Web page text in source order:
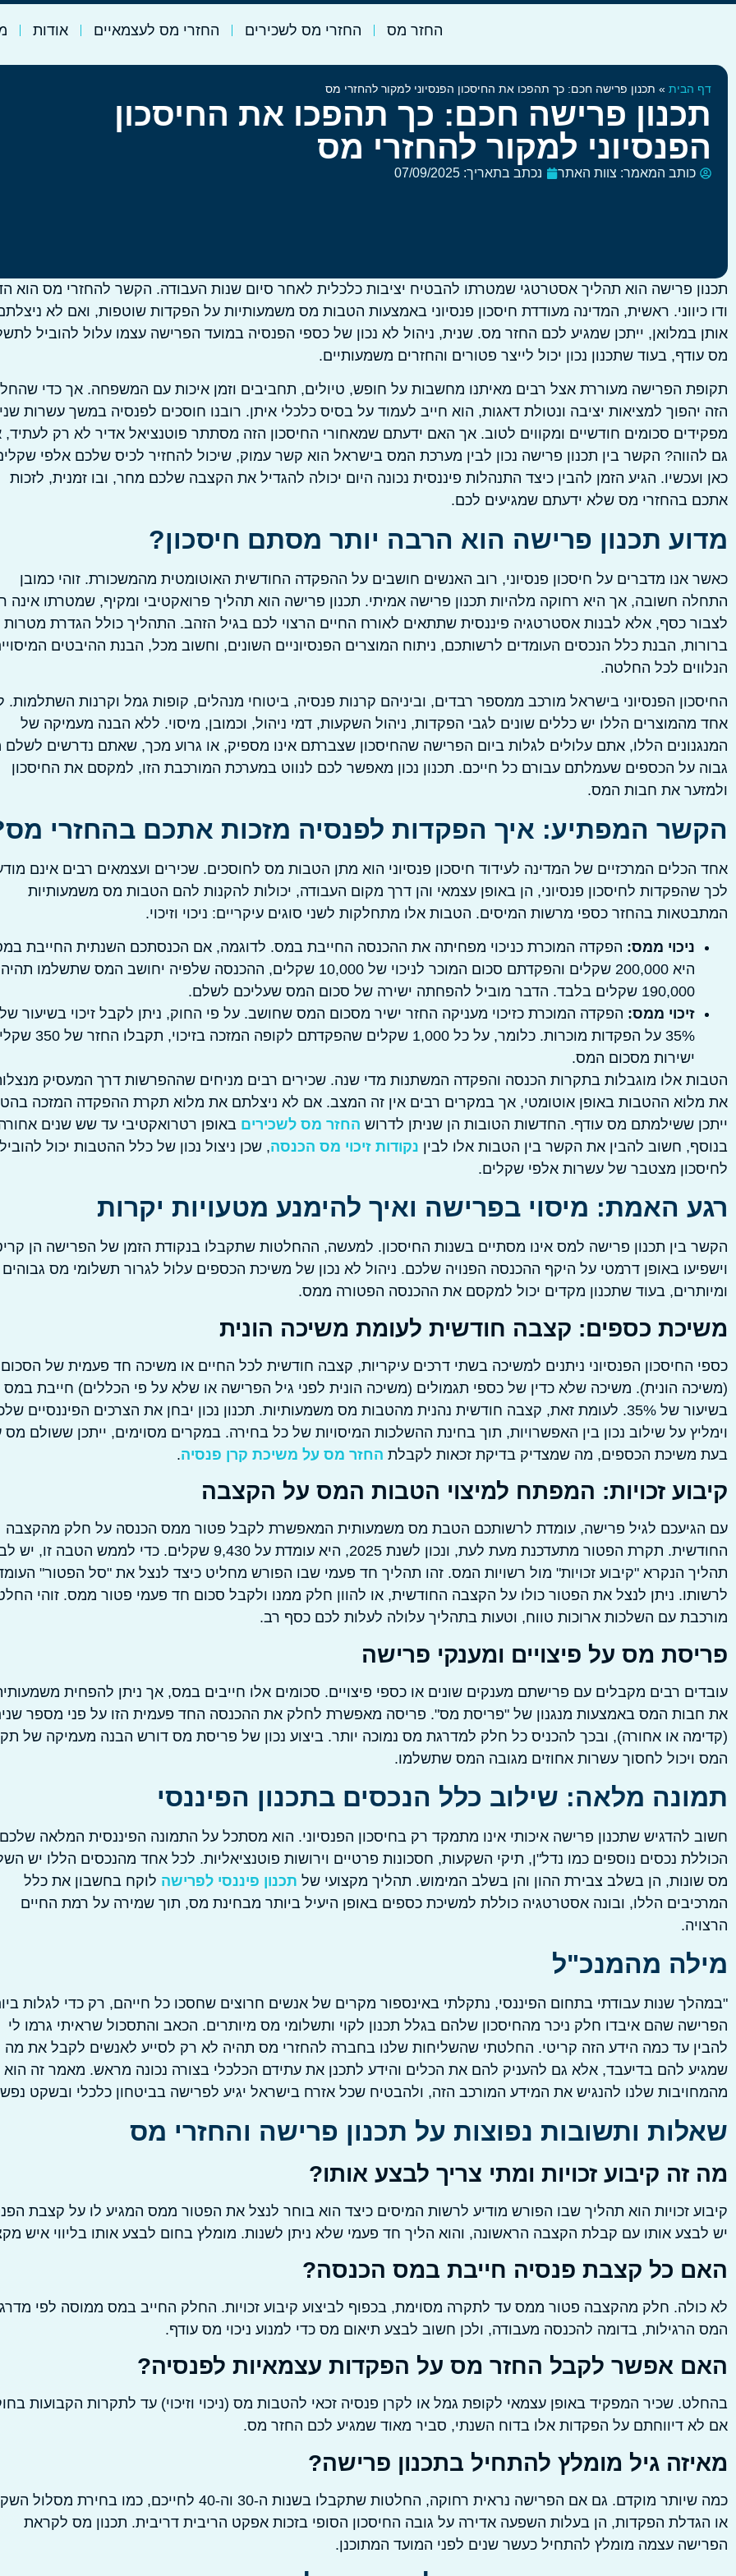
החזר מס החזרי מס לשכירים החזרי מס לעצמאיים אודות
דף הבית » תכנון פרישה חכם: כך תהפכו את החיסכון הפנסיוני למקור להחזרי מס
תכנון פרישה חכם: כך תהפכו את החיסכון
הפנסיוני למקור להחזרי מס
כותב המאמר: צוות האתר נכתב בתאריך: 07/09/2025
תכנון פרישה הוא תהליך אסטרטגי שמטרתו להבטיח יציבות כלכלית לאחר סיום שנות העבודה. הקשר להחזרי מס הוא
ודו כיווני. ראשית, המדינה מעודדת חיסכון פנסיוני באמצעות הטבות מס משמעותיות על הפקדות שוטפות, ואם לא
אותן במלואן, ייתכן שמגיע לכם החזר מס. שנית, ניהול לא נכון של כספי הפנסיה במועד הפרישה עצמו עלול להוביל
מס עודף, בעוד שתכנון נכון יכול לייצר פטורים והחזרים משמעותיים.
תקופת הפרישה מעוררת אצל רבים מאיתנו מחשבות על חופש, טיולים, תחביבים וזמן איכות עם המשפחה. אך כדי
הזה יהפוך למציאות יציבה ונטולת דאגות, הוא חייב לעמוד על בסיס כלכלי איתן. רובנו חוסכים לפנסיה במשך עשרות
מפקידים סכומים חודשיים ומקווים לטוב. אך האם ידעתם שמאחורי החיסכון הזה מסתתר פוטנציאל אדיר לא רק
גם להווה? הקשר בין תכנון פרישה נכון לבין מערכת המס בישראל הוא קשר עמוק, שיכול להחזיר לכיס שלכם אלפי
כאן ועכשיו. הגיע הזמן להבין כיצד התנהלות פיננסית נכונה היום יכולה להגדיל את הקצבה שלכם מחר, ובו זמנית, לזכות
אתכם בהחזרי מס שלא ידעתם שמגיעים לכם.
מדוע תכנון פרישה הוא הרבה יותר מסתם חיסכון?
כאשר אנו מדברים על חיסכון פנסיוני, רוב האנשים חושבים על ההפקדה החודשית האוטומטית מהמשכורת. זוהי כמובן
התחלה חשובה, אך היא רחוקה מלהיות תכנון פרישה אמיתי. תכנון פרישה הוא תהליך פרואקטיבי ומקיף, שמטרתו אינה
לצבור כסף, אלא לבנות אסטרטגיה פיננסית שתתאים לאורח החיים הרצוי לכם בגיל הזהב. התהליך כולל הגדרת מטרות
ברורות, הבנת כלל הנכסים העומדים לרשותכם, ניתוח המוצרים הפנסיוניים השונים, וחשוב מכל, הבנת ההיבטים
הנלווים לכל החלטה.
החיסכון הפנסיוני בישראל מורכב ממספר רבדים, וביניהם קרנות פנסיה, ביטוחי מנהלים, קופות גמל וקרנות השתלמות.
אחד מהמוצרים הללו יש כללים שונים לגבי הפקדות, ניהול השקעות, דמי ניהול, וכמובן, מיסוי. ללא הבנה מעמיקה של
המנגנונים הללו, אתם עלולים לגלות ביום הפרישה שהחיסכון שצברתם אינו מספיק, או גרוע מכך, שאתם נדרשים
גבוה על הכספים שעמלתם עבורם כל חייכם. תכנון נכון מאפשר לכם לנווט במערכת המורכבת הזו, למקסם את החיסכון
ולמזער את חבות המס.
הקשר המפתיע: איך הפקדות לפנסיה מזכות אתכם בהחזרי
אחד הכלים המרכזיים של המדינה לעידוד חיסכון פנסיוני הוא מתן הטבות מס לחוסכים. שכירים ועצמאים רבים אינם
לכך שהפקדות לחיסכון פנסיוני, הן באופן עצמאי והן דרך מקום העבודה, יכולות להקנות להם הטבות מס משמעותיות
המתבטאות בהחזר כספי מרשות המיסים. הטבות אלו מתחלקות לשני סוגים עיקריים: ניכוי וזיכוי.
ניכוי ממס: הפקדה המוכרת כניכוי מפחיתה את ההכנסה החייבת במס. לדוגמה, אם הכנסתכם השנתית החייבת
היא 200,000 שקלים והפקדתם סכום המוכר לניכוי של 10,000 שקלים, ההכנסה שלפיה יחושב המס שתשלמו תהיה
190,000 שקלים בלבד. הדבר מוביל להפחתה ישירה של סכום המס שעליכם לשלם.
זיכוי ממס: הפקדה המוכרת כזיכוי מעניקה החזר ישיר מסכום המס שחושב. על פי החוק, ניתן לקבל זיכוי בשיעור של
35% על הפקדות מוכרות. כלומר, על כל 1,000 שקלים שהפקדתם לקופה המזכה
ישירות מסכום המס.
הטבות אלו מוגבלות בתקרות הכנסה והפקדה המשתנות מדי שנה. שכירים רבים מניחים שההפרשות דרך המעסיק
את מלוא ההטבות באופן אוטומטי, אך במקרים רבים אין זה המצב. אם לא ניצלתם את מלוא תקרת ההפקדה המזכה
ייתכן ששילמתם מס עודף. החדשות הטובות הן שניתן לדרוש החזר מס לשכירים באופן רטרואקטיבי עד שש שנים
בנוסף, חשוב להבין את הקשר בין הטבות אלו לבין נקודות זיכוי מס הכנסה, שכן ניצול נכון של כלל ההטבות יכול להוביל
לחיסכון מצטבר של עשרות אלפי שקלים.
רגע האמת: מיסוי בפרישה ואיך להימנע מטעויות יקרות
הקשר בין תכנון פרישה למס אינו מסתיים בשנות החיסכון. למעשה, ההחלטות שתקבלו בנקודת הזמן של הפרישה הן
וישפיעו באופן דרמטי על היקף ההכנסה הפנויה שלכם. ניהול לא נכון של משיכת הכספים עלול לגרור תשלומי מס גבוהים
ומיותרים, בעוד שתכנון מקדים יכול למקסם את ההכנסה הפטורה ממס.
משיכת כספים: קצבה חודשית לעומת משיכה הונית
כספי החיסכון הפנסיוני ניתנים למשיכה בשתי דרכים עיקריות, קצבה חודשית לכל החיים או משיכה חד פעמית של הסכום
(משיכה הונית). משיכה שלא כדין של כספי תגמולים (משיכה הונית לפני גיל הפרישה או שלא על פי הכללים) חייבת במס
בשיעור של 35%. לעומת זאת, קצבה חודשית נהנית מהטבות מס משמעותיות. תכנון נכון יבחן את הצרכים הפיננסיים
וימליץ על שילוב נכון בין האפשרויות, תוך בחינת ההשלכות המיסויות של כל בחירה. במקרים מסוימים, ייתכן ששולם מס
בעת משיכת הכספים, מה שמצדיק בדיקת זכאות לקבלת החזר מס על משיכת קרן פנסיה.
קיבוע זכויות: המפתח למיצוי הטבות המס על הקצבה
עם הגיעכם לגיל פרישה, עומדת לרשותכם הטבת מס משמעותית המאפשרת לקבל פטור ממס הכנסה על חלק מהקצבה
החודשית. תקרת הפטור מתעדכנת מעת לעת, ונכון לשנת 2025, היא עומדת על 9,430 שקלים. כדי לממש הטבה
תהליך הנקרא "קיבוע זכויות" מול רשויות המס. זהו תהליך חד פעמי שבו הפורש מחליט כיצד לנצל את "סל הפטור"
לרשותו. ניתן לנצל את הפטור כולו על הקצבה החודשית, או להוון חלק ממנו ולקבל סכום חד פעמי פטור ממס. זוהי
מורכבת עם השלכות ארוכות טווח, וטעות בתהליך עלולה לעלות לכם כסף רב.
פריסת מס על פיצויים ומענקי פרישה
עובדים רבים מקבלים עם פרישתם מענקים שונים או כספי פיצויים. סכומים אלו חייבים במס, אך ניתן להפחית
את חבות המס באמצעות מנגנון של "פריסת מס". פריסה מאפשרת לחלק את ההכנסה החד פעמית הזו על פני מספר
(קדימה או אחורה), ובכך להכניס כל חלק למדרגת מס נמוכה יותר. ביצוע נכון של פריסת מס דורש הבנה מעמיקה של
המס ויכול לחסוך עשרות אחוזים מגובה המס שתשלמו.
תמונה מלאה: שילוב כלל הנכסים בתכנון הפיננסי
חשוב להדגיש שתכנון פרישה איכותי אינו מתמקד רק בחיסכון הפנסיוני. הוא מסתכל על התמונה הפיננסית המלאה
הכוללת נכסים נוספים כמו נדל"ן, תיקי השקעות, חסכונות פרטיים וירושות פוטנציאליות. לכל אחד מהנכסים הללו יש
מס שונות, הן בשלב צבירת ההון והן בשלב המימוש. תהליך מקצועי של תכנון פיננסי לפרישה לוקח בחשבון את כלל
המרכיבים הללו, ובונה אסטרטגיה כוללת למשיכת כספים באופן היעיל ביותר מבחינת מס, תוך שמירה על רמת החיים
הרצויה.
מילה מהמנכ"ל
"במהלך שנות עבודתי בתחום הפיננסי, נתקלתי באינספור מקרים של אנשים חרוצים שחסכו כל חייהם, רק כדי לגלות
הפרישה שהם איבדו חלק ניכר מהחיסכון שלהם בגלל תכנון לקוי ותשלומי מס מיותרים. הכאב והתסכול שראיתי גרמו לי
להבין עד כמה הידע הזה קריטי. החלטתי שהשליחות שלנו בחברה להחזרי מס תהיה לא רק לסייע לאנשים לקבל את מה
שמגיע להם בדיעבד, אלא גם להעניק להם את הכלים והידע לתכנן את עתידם הכלכלי בצורה נכונה מראש. מאמר זה
מהמחויבות שלנו להנגיש את המידע המורכב הזה, ולהבטיח שכל אזרח בישראל יגיע לפרישה בביטחון כלכלי ובשקט
שאלות ותשובות נפוצות על תכנון פרישה והחזרי מס
מה זה קיבוע זכויות ומתי צריך לבצע אותו?
קיבוע זכויות הוא תהליך שבו הפורש מודיע לרשות המיסים כיצד הוא בוחר לנצל את הפטור ממס המגיע לו על קצבת
יש לבצע אותו עם קבלת הקצבה הראשונה, והוא הליך חד פעמי שלא ניתן לשנות. מומלץ בחום לבצע אותו בליווי איש
האם כל קצבת פנסיה חייבת במס הכנסה?
לא כולה. חלק מהקצבה פטור ממס עד לתקרה מסוימת, בכפוף לביצוע קיבוע זכויות. החלק החייב במס ממוסה לפי
המס הרגילות, בדומה להכנסה מעבודה, ולכן חשוב לבצע תיאום מס כדי למנוע ניכוי מס עודף.
האם אפשר לקבל החזר מס על הפקדות עצמאיות לפנסיה?
בהחלט. שכיר המפקיד באופן עצמאי לקופת גמל או לקרן פנסיה זכאי להטבות מס (ניכוי וזיכוי) עד לתקרות הקבועות
אם לא דיווחתם על הפקדות אלו בדוח השנתי, סביר מאוד שמגיע לכם החזר מס.
מאיזה גיל מומלץ להתחיל בתכנון פרישה?
כמה שיותר מוקדם. גם אם הפרישה נראית רחוקה, החלטות שתקבלו בשנות ה-30 וה-40 לחייכם, כמו בחירת
או הגדלת הפקדות, הן בעלות השפעה אדירה על גובה החיסכון הסופי בזכות אפקט הריבית דריבית. תכנון מס לקראת
הפרישה עצמה מומלץ להתחיל כעשר שנים לפני המועד המתוכנן.